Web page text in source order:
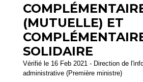
(MUTUELLE) ET
SOLIDAIRE
Vérifié le 16 Feb 2021 - Direction de
administrative (Première ministre)